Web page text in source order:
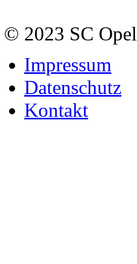
© 2023 SC Opel
Impressum
Datenschutz
Kontakt